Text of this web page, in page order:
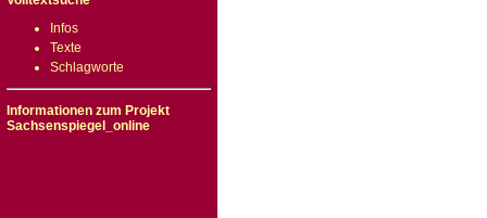
Infos
Texte
Schlagworte
Informationen zum Projekt
Sachsenspiegel_online